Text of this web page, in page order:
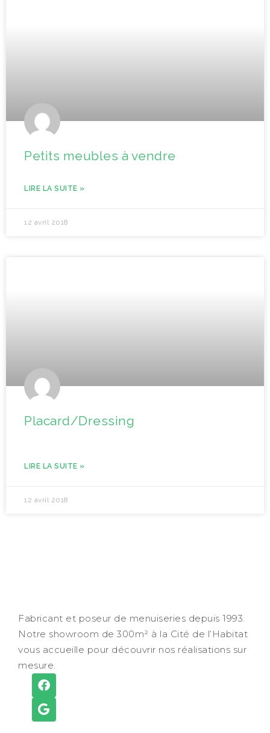
Petits meubles à vendre
LIRE LA SUITE »
12 avril 2018
Placard/Dressing
LIRE LA SUITE »
12 avril 2018
Fabricant et poseur de menuiseries depuis 1993.
Notre showroom de 300m² à la Cité de l’Habitat
vous accueille pour découvrir nos réalisations sur
mesure.